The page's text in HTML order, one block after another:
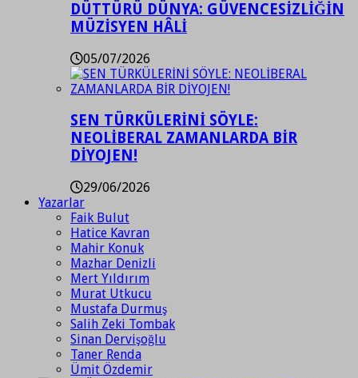
DÜTTÜRÜ DÜNYA: GÜVENCESİZLİĞİN
MÜZİSYEN HÂLİ
05/07/2026
SEN TÜRKÜLERİNİ SÖYLE:
NEOLİBERAL ZAMANLARDA BİR
DİYOJEN!
29/06/2026
Yazarlar
Faik Bulut
Hatice Kavran
Mahir Konuk
Mazhar Denizli
Mert Yıldırım
Murat Utkucu
Mustafa Durmuş
Salih Zeki Tombak
Sinan Dervişoğlu
Taner Renda
Ümit Özdemir